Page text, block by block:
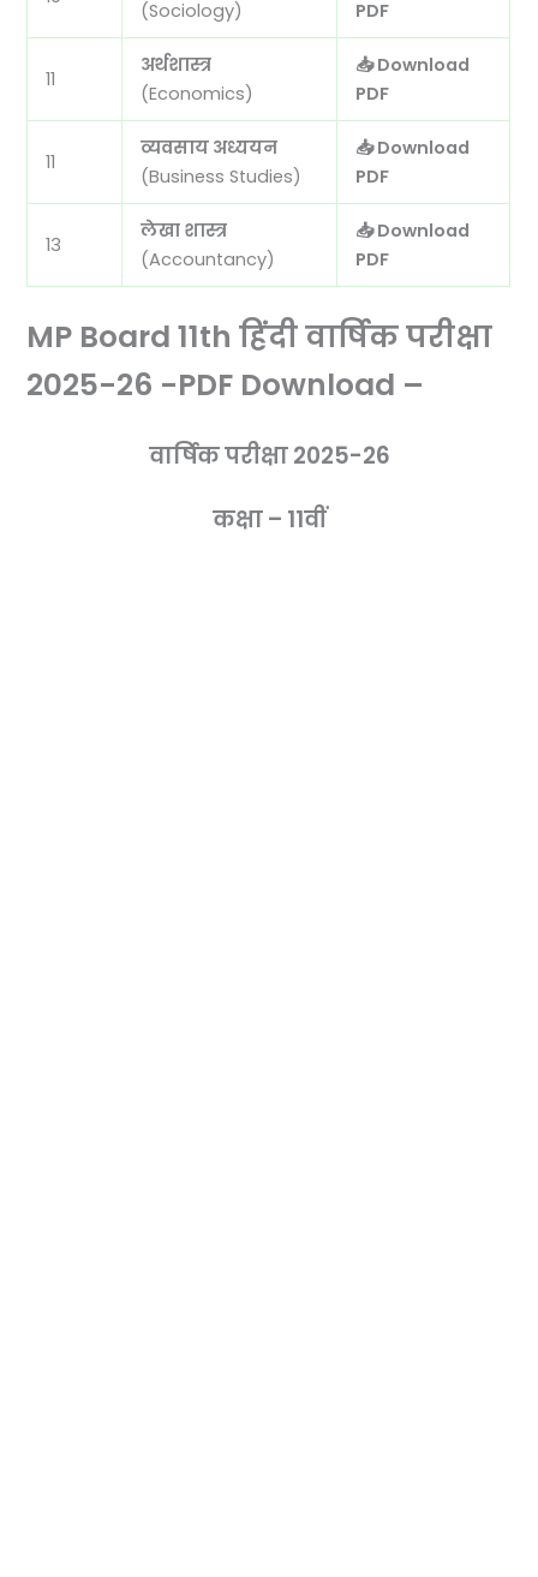
(Sociology) PDF
11
अर्थशास्त्र
(Economics)
📥 Download
PDF
11
व्यवसाय अध्ययन
(Business Studies)
📥 Download
PDF
13
लेखा शास्त्र
(Accountancy)
📥 Download
PDF
MP Board 11th हिंदी वार्षिक परीक्षा
2025-26 -PDF Download –
वार्षिक परीक्षा 2025-26
कक्षा – 11वीं